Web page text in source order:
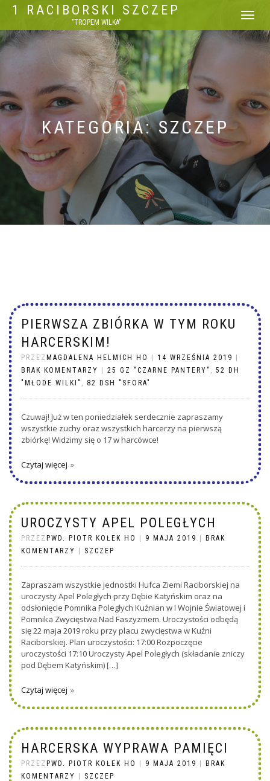
1 RACIBORSKI SZCZEP
"TROPEM WILKA"
WŁĄCZ
KATEGORIA: SZCZEP
PIERWSZA ZBIÓRKA W TYM ROKU
HARCERSKIM!
PRZEZ MAGDALENA HELMICH HO 14 WRZEŚNIA 2019
BRAK KOMENTARZY
25 GZ "CZARNE PANTERY" , 52 DH
"MŁODE WILKI" , 82 DSH "SFORA"
Czuwaj! Już w ten poniedziałek serdecznie zapraszamy
wszystkie zuchy oraz wszystkich harcerzy na pierwszą
zbiórkę! Widzimy się o 17 w harcówce!
Czytaj więcej
UROCZYSTY APEL POLEGŁYCH
PRZEZ PWD. PIOTR KOŁEK HO | 9 MAJA 2019 | BRAK
KOMENTARZY | SZCZEP
Zapraszam wszystkie jednostki Hufca Ziemi Raciborskiej na
uroczysty Apel Poległych przy Dębie Katyńskim oraz na
odsłonięcie Pomnika Poległych Kuźnian w I Wojnie Światowej i
Pomnika Zwycięstwa Nad Faszyzmem. Uroczystości odbędą
się 22 maja 2019 roku przy placu zwycięstwa w Kuźni
Raciborskiej. Plan uroczystości: 17:00 Rozpoczęcie
uroczystości 17:10 Uroczysty Apel Poległych (składanie zniczy
pod Dębem Katyńskim) […]
Czytaj więcej
HARCERSKA WYPRAWA PAMIĘCI
PRZEZ PWD. PIOTR KOŁEK HO | 9 MAJA 2019 | BRAK
KOMENTARZY | SZCZEP